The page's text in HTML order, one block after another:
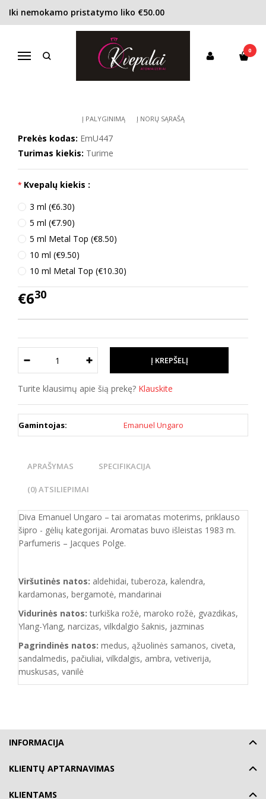
Iki nemokamo pristatymo liko €50.00
Navigacija
0
Pagrindinis KONCENTRACIJA
Kvapusis vanduo (EDP)
Emanuel Ungaro Diva EDP moterims
EMANUEL UNGARO DIVA EDP
Į PALYGINIMĄ Į NORŲ SĄRAŠĄ
Prekės kodas: EmU447
Turimas kiekis: Turime
Kvepalų kiekis :
3 ml (€6.30)
5 ml (€7.90)
5 ml Metal Top (€8.50)
10 ml (€9.50)
10 ml Metal Top (€10.30)
€630
Turite klausimų apie šią prekę? Klauskite
Gamintojas: Emanuel Ungaro
APRAŠYMAS SPECIFIKACIJA
(0) ATSILIEPIMAI
Diva Emanuel Ungaro – tai aromatas moterims, priklauso
šipro - gėlių kategorijai. Aromatas buvo išleistas 1983 m.
Parfumeris – Jacques Polge.
Viršutinės natos: aldehidai, tuberoza, kalendra,
kardamonas, bergamotė, mandarinai
Vidurinės natos: turkiška rožė, maroko rožė, gvazdikas,
Ylang-Ylang, narcizas, vilkdalgio šaknis, jazminas
Pagrindinės natos: medus, ąžuolinės samanos, civeta,
sandalmedis, pačiuliai, vilkdalgis, ambra, vetiverija,
muskusas, vanilė
INFORMACIJA
KLIENTŲ APTARNAVIMAS
KLIENTAMS